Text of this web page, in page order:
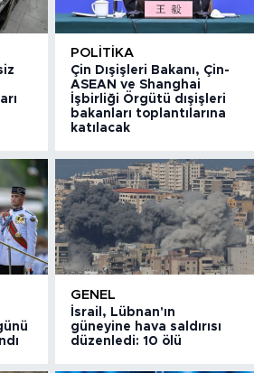
POLITIKA
Çin Dışişleri Bakanı, Çin-
ASEAN ve Shanghai
İşbirliği Örgütü dışişleri
bakanları toplantılarına
katılacak
GENEL
İsrail, Lübnan'ın
güneyine hava saldırısı
düzenledi: 10 ölü